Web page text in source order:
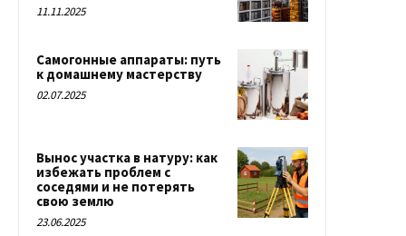
11.11.2025
Самогонные аппараты: путь
к домашнему мастерству
02.07.2025
Вынос участка в натуру: как
избежать проблем с
соседями и не потерять
свою землю
23.06.2025